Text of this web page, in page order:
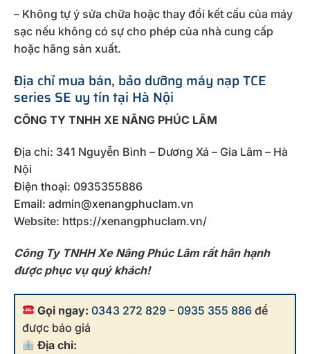
– Không tự ý sửa chữa hoặc thay đổi kết cấu của máy
sạc nếu không có sự cho phép của nhà cung cấp
hoặc hãng sản xuất.
Địa chỉ mua bán, bảo dưỡng máy nạp TCE
series SE uy tín tại Hà Nội
CÔNG TY TNHH XE NÂNG PHÚC LÂM
Địa chỉ: 341 Nguyễn Bình – Dương Xá – Gia Lâm – Hà
Nội
Điện thoại: 0935355886
Email: admin@xenangphuclam.vn
Website: https://xenangphuclam.vn/
Công Ty TNHH Xe Nâng Phúc Lâm rất hân hạnh
được phục vụ quý khách!
Gọi ngay: 0343 272 829 –0935 355 886 để
được báo giá
Địa chỉ: